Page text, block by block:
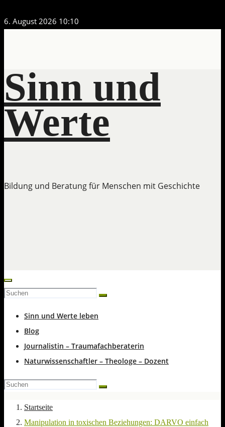
Zum
6. August 2026 10:10
Sinn und
Werte
Bildung und Beratung für Menschen mit Geschichte
Sinn und Werte leben
Blog
Journalistin – Traumafachberaterin
Naturwissenschaftler – Theologe – Dozent
Startseite
Manipulation in toxischen Beziehungen: DARVO einfach